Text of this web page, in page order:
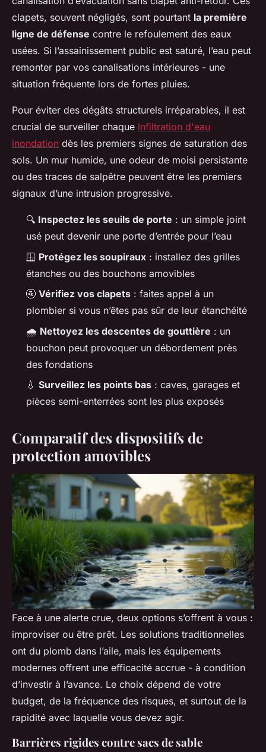
clapets, souvent négligés, sont pourtant la première
ligne de défense contre le refoulement des eaux
usées. Si l’assainissement public est saturé, l’eau peut
remonter par vos canalisations intérieures - une
situation fréquente lors de fortes pluies.
Pour éviter des dégâts structurels irréparables, il est
crucial de surveiller chaque lnfiltration d'eau
inondation dès les premiers signes de saturation des
sols. Un mur humide, une odeur de moisi persistante
ou des traces de salpêtre peuvent être les premiers
signaux d’une intrusion progressive.
🔍 Inspectez les seuils de porte : un simple joint
usé peut devenir une porte d’entrée pour l’eau
🪟 Protégez les soupiraux : installez des grilles
étanches ou des bouchons amovibles
🚰 Vérifiez vos clapets : faites appel à un
plombier si vous n’êtes pas sûr de leur étanchéité
🌧️ Nettoyez les descentes de gouttière : un
bouchon peut provoquer un débordement près
des fondations
💧 Surveillez les points bas : caves, garages et
pièces semi-enterrées sont les plus exposés
Comparatif des dispositifs de
protection amovibles
Face à une alerte crue, deux options s’offrent à vous :
improviser ou être prêt. Les solutions traditionnelles
ont du plomb dans l’aile, mais les équipements
modernes offrent une efficacité accrue - à condition
d’investir à l’avance. Le choix dépend de votre
budget, de la fréquence des risques, et surtout de la
rapidité avec laquelle vous devez agir.
Barrières rigides contre sacs de sable